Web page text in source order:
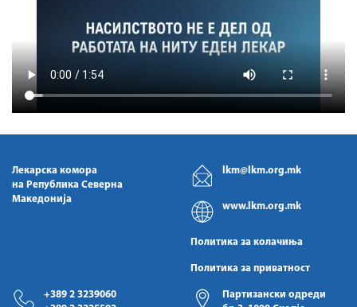
Лекарска комора
на Република Северна
Македонија
lkm@lkm.org.mk
www.lkm.org.mk
Политика за колачиња
Политика за приватност
+389 2 3239060
Партизански одреди